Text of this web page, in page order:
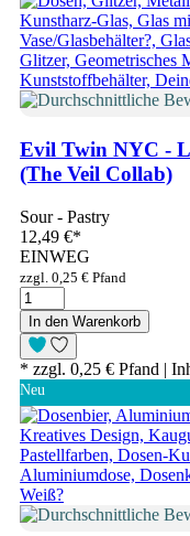
Evil Twin NYC -
(The Veil Collab)
Sour - Pastry
12,49 €*
EINWEG
zzgl. 0,25 € Pfand
In den Warenkorb
* zzgl. 0,25 € Pfand |
Neu